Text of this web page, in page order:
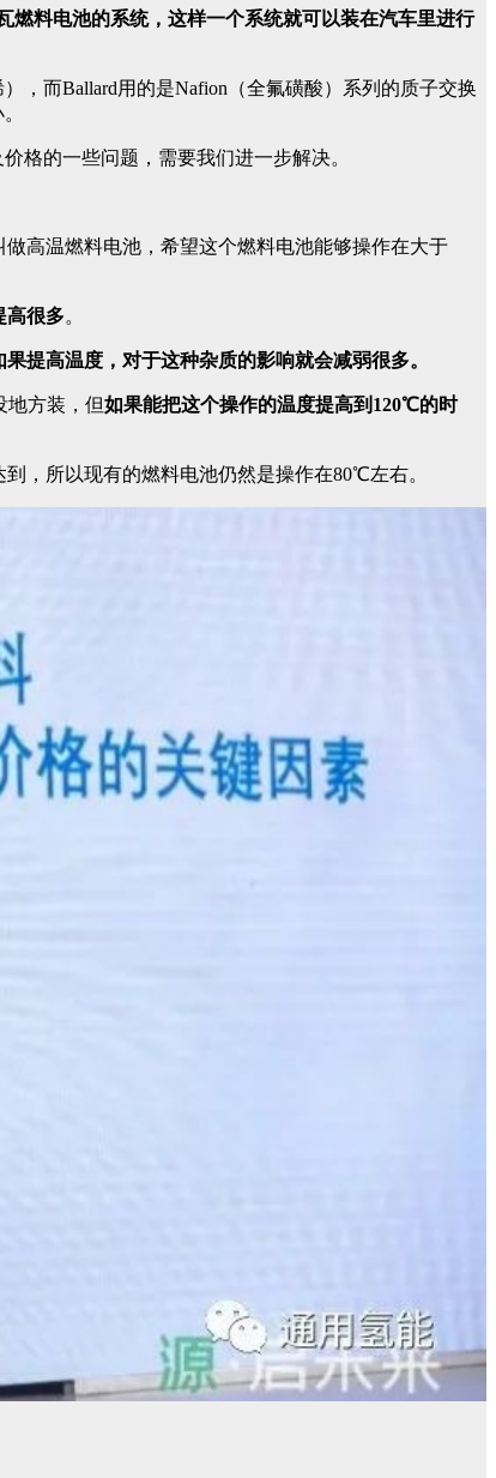
燃料电池的系统，这样一个系统就可以装在汽车里进行
），而Ballard用的是Nafion（全氟磺酸）系列的质子交换
格的一些问题，需要我们进一步解决。
高温燃料电池，希望这个燃料电池能够操作在大于
高很多。
果提高温度，对于这种杂质的影响就会减弱很多。
地方装，但如果能把这个操作的温度提高到120℃的时
，所以现有的燃料电池仍然是操作在80℃左右。